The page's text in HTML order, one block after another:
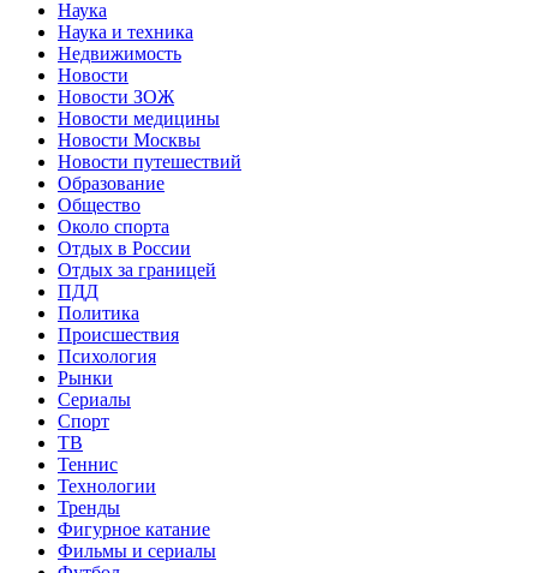
Наука
Наука и техника
Недвижимость
Новости
Новости ЗОЖ
Новости медицины
Новости Москвы
Новости путешествий
Образование
Общество
Около спорта
Отдых в России
Отдых за границей
ПДД
Политика
Происшествия
Психология
Рынки
Сериалы
Спорт
ТВ
Теннис
Технологии
Тренды
Фигурное катание
Фильмы и сериалы